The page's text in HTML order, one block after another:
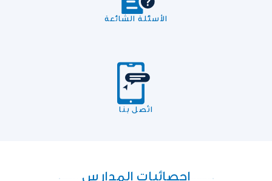
الأسئلة الشائعة
اتّصل بنا
إحصائيات المدارس